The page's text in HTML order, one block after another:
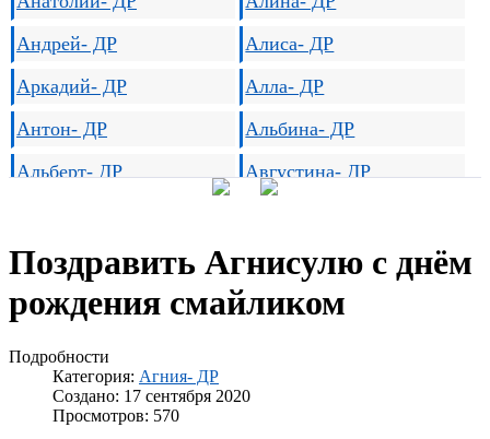
Андрей- ДР
Аркадий- ДР
Антон- ДР
Альберт- ДР
Арслан- ДР
Артем- ДР
Архип- ДР
Афанасий- ДР
Алиса- ДР
Алла- ДР
Альбина- ДР
Августина- ДР
Агния- ДР
Ада- ДР
Алевтина- ДР
Поздравить Агнисулю с днём
рождения смайликом
Подробности
Категория: Агния- ДР
Создано: 17 сентября 2020
Просмотров: 570